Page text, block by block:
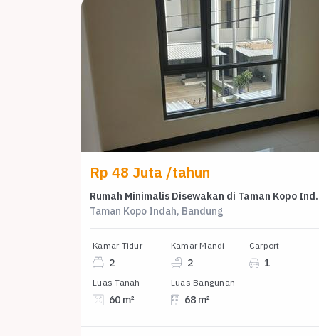
Rp 48 Juta /tahun
Rumah Minimalis
Taman Kopo Indah, Bandung
Kamar Tidur
2
Kamar Mandi
2
Carport
1
Luas Tanah
60 m²
Luas Bangunan
68 m²